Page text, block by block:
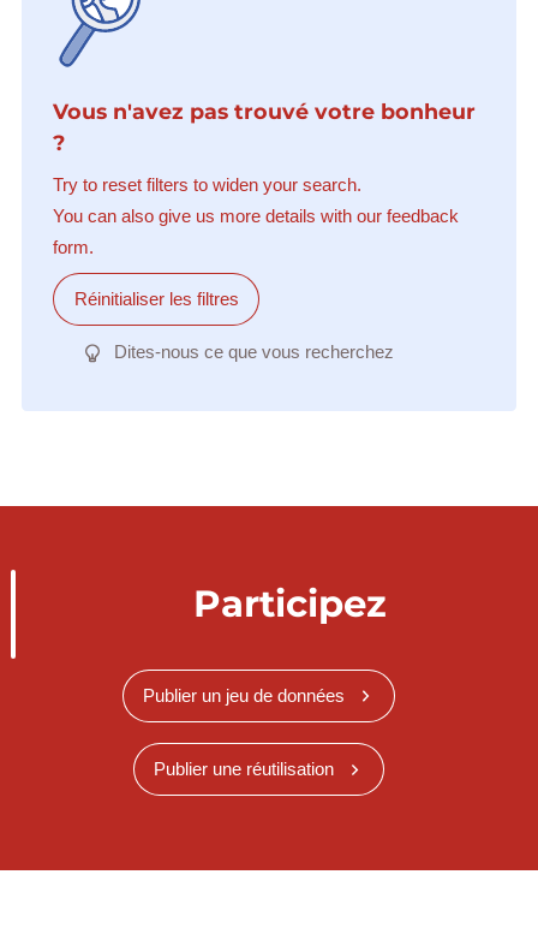
Vous n'avez pas trouvé votre bonheur
?
Try to reset filters to widen your search.
You can also give us more details with our feedback
form.
Réinitialiser les filtres
Dites-nous ce que vous recherchez
Participez
Publier un jeu de données
Publier une réutilisation